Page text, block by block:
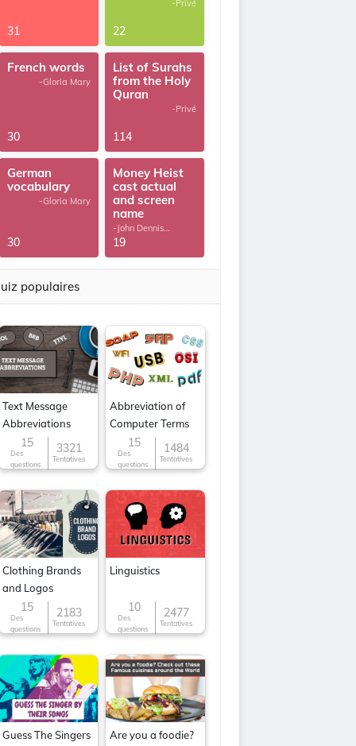
31
-Privé
22
French words
-Gloria Mary
30
List of Surahs
from the Holy
Quran
-Privé
114
German
vocabulary
-Gloria Mary
30
Money Heist
cast actual
and screen
name
-John Dennis
G.Thomas
19
populaires
Text Message
Abbreviations
15
Des
questions
3321
Tentatives
Abbreviation of
Computer Terms
15
Des
questions
1484
Tentatives
Clothing Brands
and Logos
15
Des
questions
2183
Tentatives
Linguistics
10
Des
questions
2477
Tentatives
Guess The Singers
Are you a foodie?